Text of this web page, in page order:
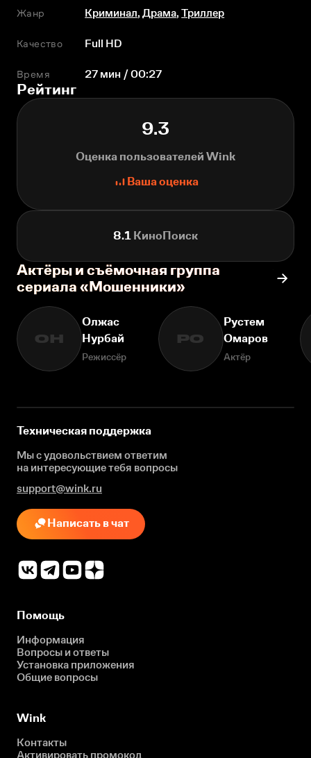
Жанр Криминал,Драма,Триллер
Качество Full HD
Время 27 мин / 00:27
Рейтинг
9.3
Оценка пользователей Wink
Ваша оценка
8.1 КиноПоиск
Актёры и съёмочная группа
сериала «Мошенники»
ОН
Олжас
Нурбай
Режиссёр
РО
Рустем
Омаров
Актёр
Техническая поддержка
Мы с удовольствием ответим
на интересующиетебя вопросы
support@wink.ru
Написать в чат
Помощь
Информация
Вопросы и ответы
Установка приложения
Общие вопросы
Wink
Контакты
Активировать промокод